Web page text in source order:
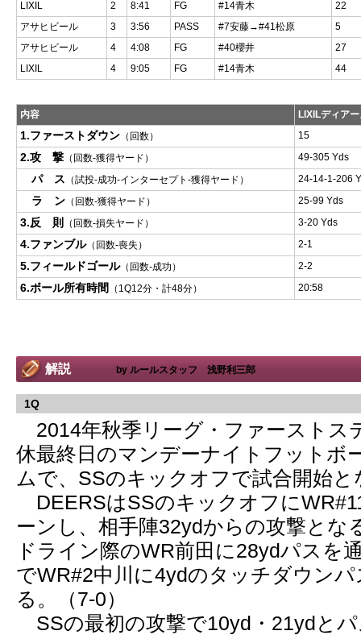
LIXIL
2 8:41 FG #14青木
22
アサヒビール
3 3:56 PASS #7安藤→#41松原
5
アサヒビール
4 4:08 FG #40櫻井
27
LIXIL
4 9:05 FG #14青木 44
内容 LIXILディア
1.ファーストダウン （回数） 15
2.攻 撃 （回数-獲得ヤード） 49-305 Yds
パ ス （試投-成功-インターセプト-獲得ヤード） 24-14-1-206
ラ ン （回数-獲得ヤード） 25-99 Yds
3.反 則 （回数-損失ヤード） 3-20 Yds
4.ファンブル（回数-喪失） 2-1
5.フィールドゴール（回数-成功） 2-2
6.ボール所有時間 （1Q12分・計48分） 20:58
解説 by ルールスタッフ 浅野利三郎
1Q
2014年秋季リーグ・ファーストス
休最終日のマンデーナイトフットボ
ムで、SSのキックオフで試合開始と
DEERSはSSのキックオフに
ーンし、相手陣32ydからの攻撃とな
ドライン際のWR前田に28ydパスを
でWR#2中川に4ydのタッチダウン
る。（7-0）
SSの最初の攻撃で10yd・21ydと